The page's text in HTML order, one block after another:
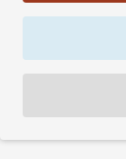
Σχετικά Προϊόντα